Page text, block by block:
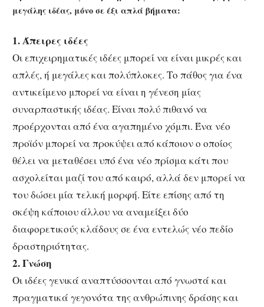
μεγάλης ιδέας, μόνο σε έξι απλά βήματα:
1. Άπειρες ιδέες
Οι επιχειρηματικές ιδέες μπορεί να είναι μικρές και
απλές, ή μεγάλες και πολύπλοκες. Το πάθος για ένα
αντικείμενο μπορεί να είναι η γένεση μίας
συναρπαστικής ιδέας. Είναι πολύ πιθανό να
προέρχονται από ένα αγαπημένο χόμπι. Ένα νέο
προϊόν μπορεί να προκύψει από κάποιον ο οποίος
θέλει να μεταθέσει υπό ένα νέο πρίσμα κάτι που
ασχολείται μαζί του από καιρό, αλλά δεν μπορεί να
του δώσει μία τελική μορφή. Είτε επίσης από τη
σκέψη κάποιου άλλου να αναμείξει δύο
διαφορετικούς κλάδους σε ένα εντελώς νέο πεδίο
δραστηριότητας.
2. Γνώση
Οι ιδέες γενικά αναπτύσσονται από γνωστά και
πραγματικά γεγονότα της ανθρώπινης δράσης και